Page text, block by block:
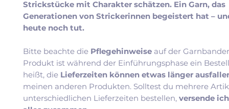
Strickstücke mit Charakter schätzen. Ein Garn, das
Generationen von Strickerinnen begeistert hat –
heute noch tut.
Bitte beachte die Pflegehinweise auf der
Produkt ist während der Einführungsphase ein
heißt, die Lieferzeiten können etwas länger
meinen anderen Produkten. Solltest du mehrere
unterschiedlichen Lieferzeiten bestellen, versende